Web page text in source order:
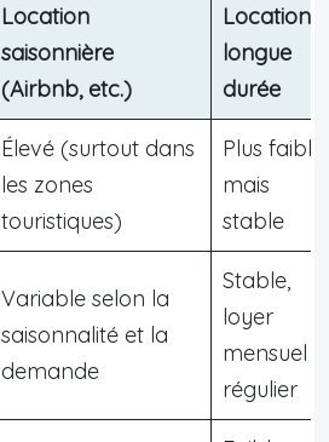
Location
saisonnière
(Airbnb, etc.)
Location
longue
durée
Élevé (surtout dans
les zones
touristiques)
Plus faible,
mais
stable
Variable selon la
saisonnalité et la
demande
Stable,
loyer
mensuel
régulier